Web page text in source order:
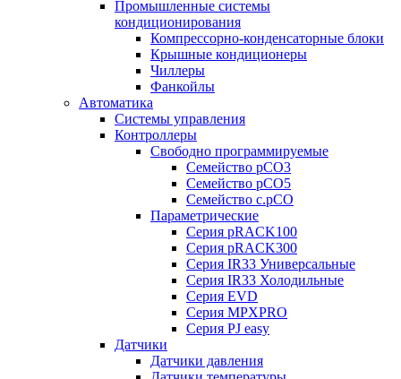
Промышленные системы
кондиционирования
Компрессорно-конденсаторные блоки
Крышные кондиционеры
Чиллеры
Фанкойлы
Автоматика
Системы управления
Контроллеры
Свободно программируемые
Семейство pCO3
Семейство pCO5
Семейство c.pCO
Параметрические
Серия pRACK100
Серия pRACK300
Серия IR33 Универсальные
Серия IR33 Холодильные
Серия EVD
Серия MPXPRO
Серия PJ easy
Датчики
Датчики давления